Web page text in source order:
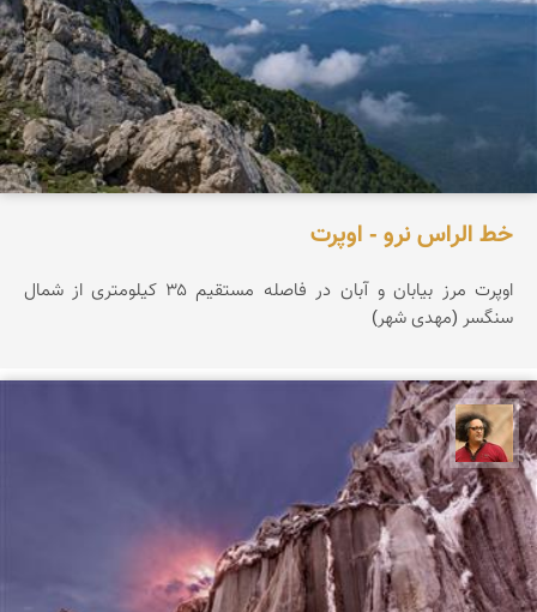
خط الراس نرو - اوپرت
اوپرت مرز بیابان و آبان در فاصله مستقیم ۳۵ کیلومتری از شمال
سنگسر (مهدی شهر)
مصطفی ربیعی بهشتی